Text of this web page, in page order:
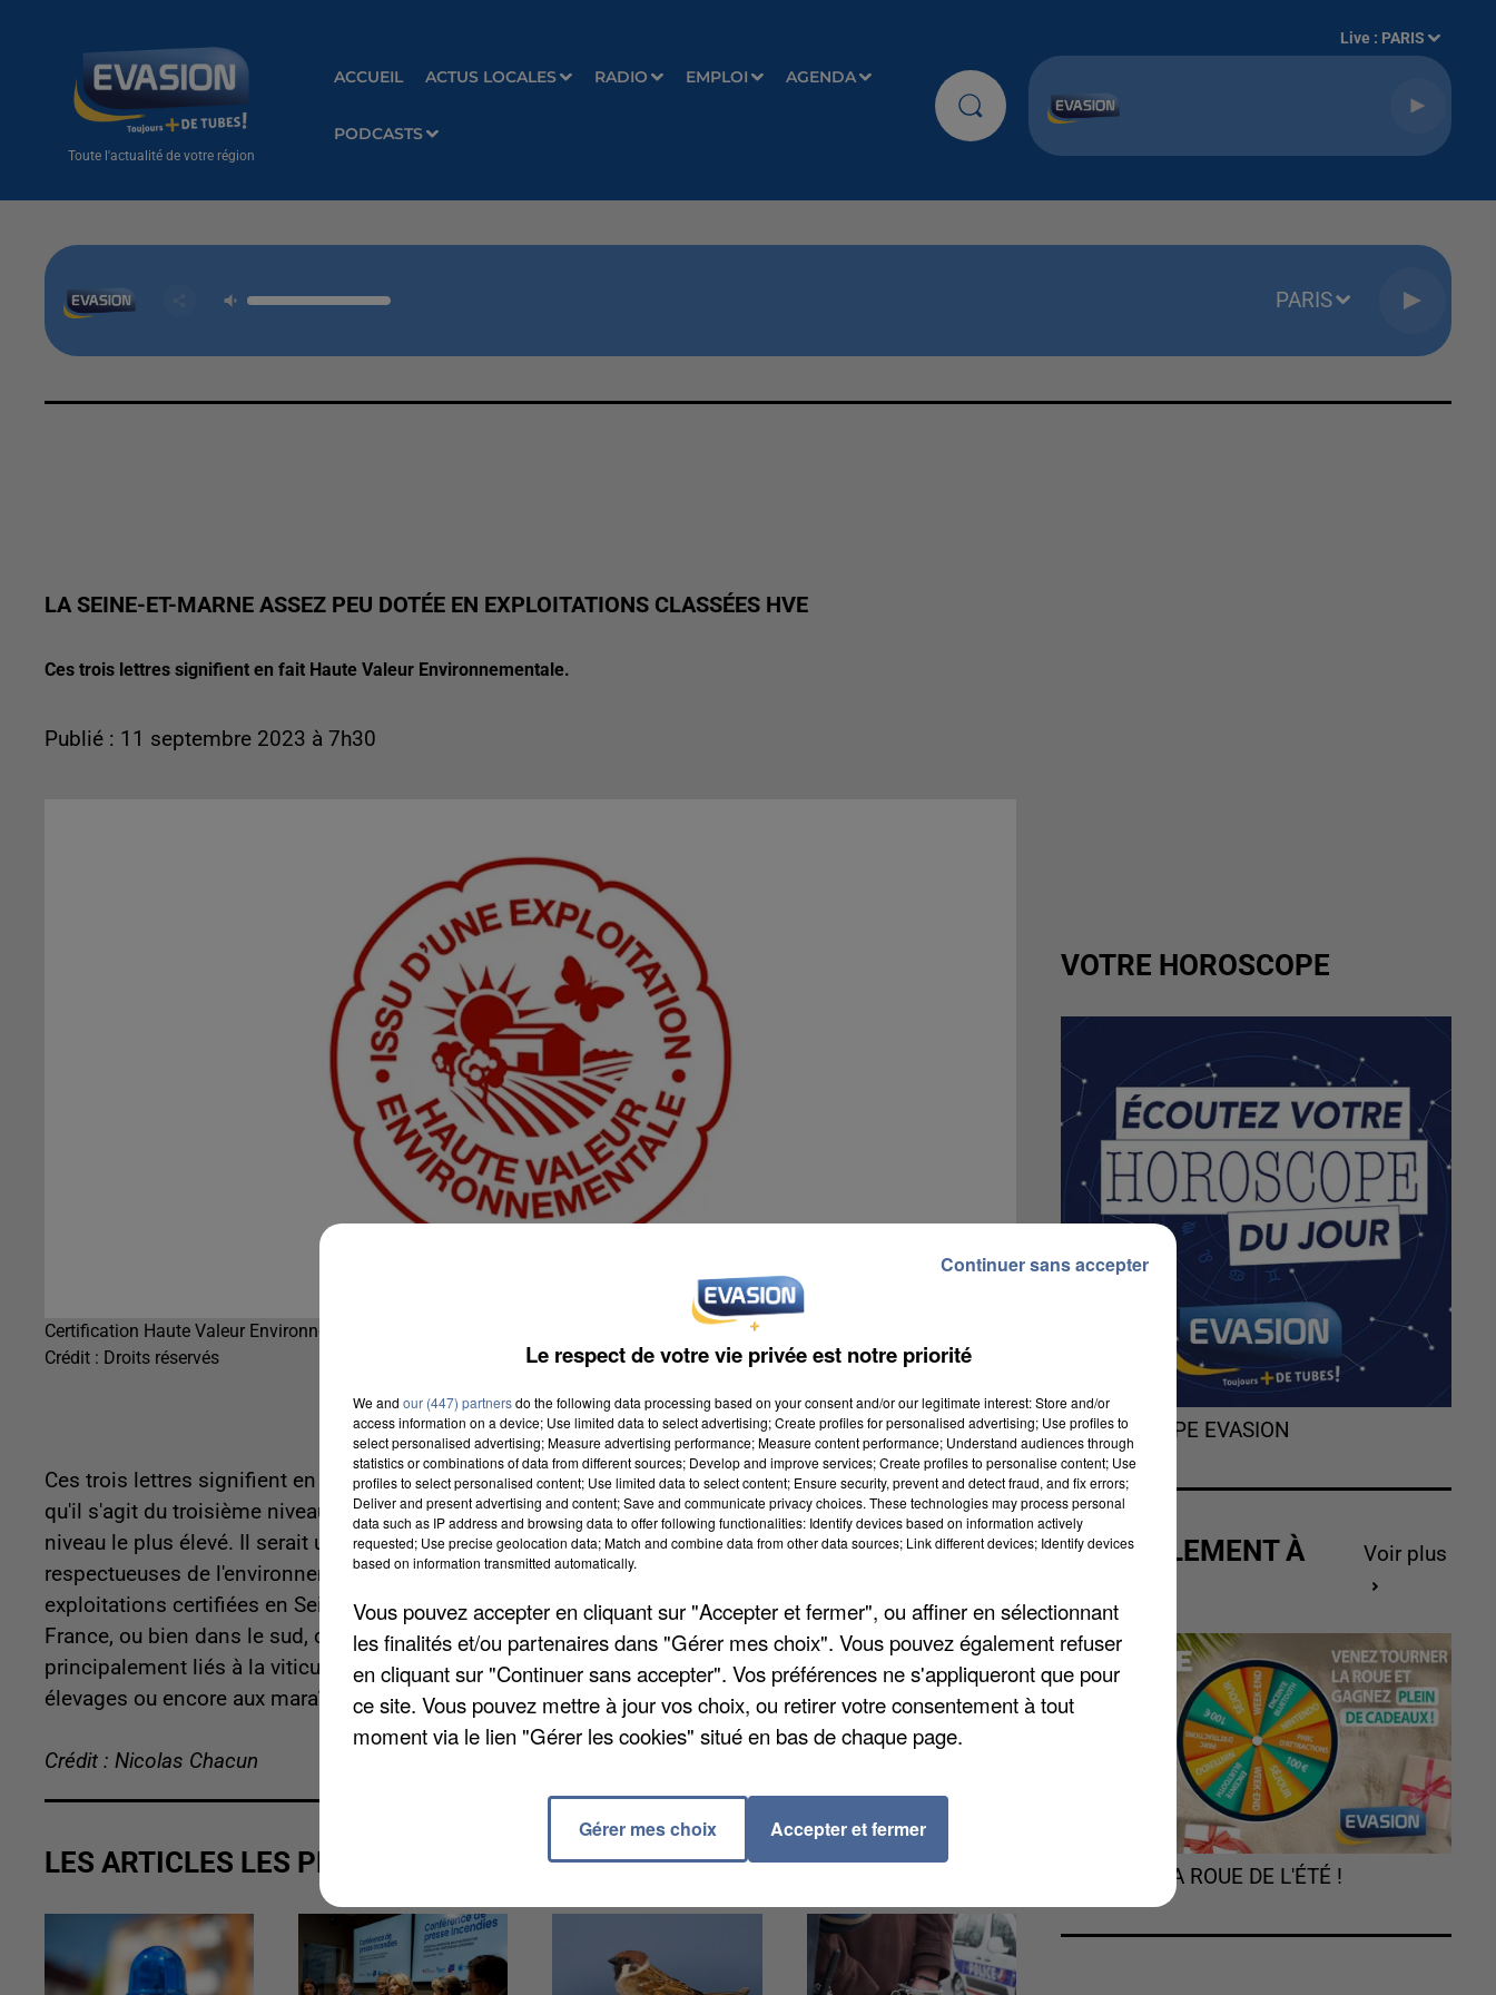
Toute l'actualité de votre région
ACCUEIL ACTUS LOCALES RADIO EMPLOI AGENDA
PODCASTS
Live : PARIS
PARIS
LA SEINE-ET-MARNE ASSEZ PEU DOTÉE EN EXPLOITATIONS CLASSÉES HVE
Ces trois lettres signifient en fait Haute Valeur Environnementale.
Publié : 11 septembre 2023 à 7h30
Certification Haute Valeur Environnementale
Crédit : Droits réservés
Ces trois lettres signifient en fait Haute Valeur Environnementale. Le ministère de l'Agriculture rappelle
qu'il s'agit du troisième niveau de la certification environnementale des exploitations agricoles, le
niveau le plus élevé. Il serait une « preuve de [l'engagement d'exploitants] dans des pratiques plus
respectueuses de l'environnement et de la biodiversité ». En janvier 2023, on dénombrait 33
exploitations certifiées en Seine-et-Marne. Certains départements, en Champagne ou dans l'est de la
France, ou bien dans le sud, comptent entre 1.000 et 3.000 sites de ce type. Des chiffres
principalement liés à la viticulture. Mais la certification HVE peut aussi s'appliquer à l'arboriculture, aux
élevages ou encore aux maraîchages.
Crédit : Nicolas Chacun
LES ARTICLES LES PLUS VUS
VOTRE HOROSCOPE
L'HOROSCOPE EVASION
ACTUELLEMENT À
Voir plus
TOURNEZ LA ROUE DE L'ÉTÉ !
Le respect de votre vie privée est notre priorité
We and our (447) partnersdo the following data processing based on your consent and/or our legitimate interest: Store and/or
access information on a device; Use limited data to select advertising; Create profiles for personalised advertising; Use profiles to
select personalised advertising; Measure advertising performance; Measure content performance; Understand audiences through
statistics or combinations of data from different sources; Develop and improve services; Create profiles to personalise content; Use
profiles to select personalised content; Use limited data to select content; Ensure security, prevent and detect fraud, and fix errors;
Deliver and present advertising and content; Save and communicate privacy choices. These technologies may process personal
data such as IP address and browsing data to offer following functionalities: Identify devices based on information actively
requested; Use precise geolocation data; Match and combine data from other data sources; Link different devices; Identify devices
based on information transmitted automatically.
Vous pouvez accepter en cliquant sur "Accepter et fermer", ou affiner en sélectionnant
les finalités et/ou partenaires dans "Gérer mes choix". Vous pouvez également refuser
en cliquant sur "Continuer sans accepter". Vos préférences ne s'appliqueront que pour
ce site. Vous pouvez mettre à jour vos choix, ou retirer votre consentement à tout
moment via le lien "Gérer les cookies" situé en bas de chaque page.
Gérer mes choix Accepter et fermer
Continuer sans accepter